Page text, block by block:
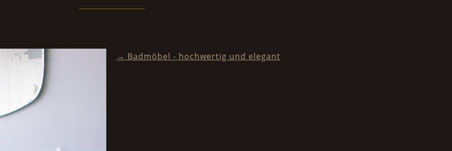
→ Badmöbel - hochwertig und elegant